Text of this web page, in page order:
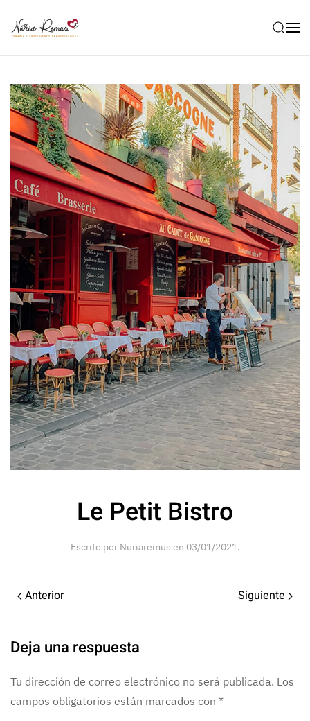
Le Petit Bistro
Escrito por Nuriaremus en 03/01/2021.
Anterior Siguiente
Deja una respuesta
Tu dirección de correo electrónico no será publicada. Los
campos obligatorios están marcados con *